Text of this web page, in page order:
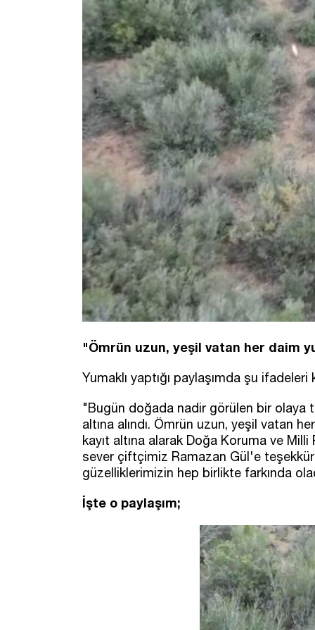
"Ömrün uzun, yeşil vatan her daim
Yumaklı yaptığı paylaşımda şu ifadeleri
"Bugün doğada nadir görülen bir olaya
altına alındı. Ömrün uzun, yeşil vatan
kayıt altına alarak Doğa Koruma ve
sever çiftçimiz Ramazan Gül'e
güzelliklerimizin hep birlikte farkında
İşte o paylaşım;